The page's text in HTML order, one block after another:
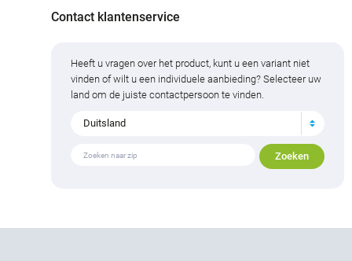
Contact klantenservice
Heeft u vragen over het product, kunt u een variant niet
vinden of wilt u een individuele aanbieding? Selecteer uw
land om de juiste contactpersoon te vinden.
Duitsland